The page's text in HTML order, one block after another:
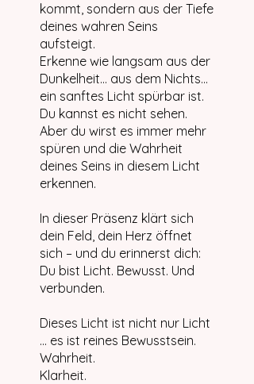
kommt, sondern aus der Tiefe
deines wahren Seins
aufsteigt.
Erkenne wie langsam aus der
Dunkelheit... aus dem Nichts...
ein sanftes Licht spürbar ist.
Du kannst es nicht sehen.
Aber du wirst es immer mehr
spüren und die Wahrheit
deines Seins in diesem Licht
erkennen.
In dieser Präsenz klärt sich
dein Feld, dein Herz öffnet
sich – und du erinnerst dich:
Du bist Licht. Bewusst. Und
verbunden.
Dieses Licht ist nicht nur Licht
... es ist reines Bewusstsein.
Wahrheit.
Klarheit.